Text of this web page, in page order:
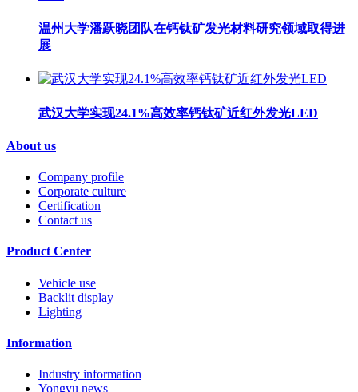
温州大学潘跃晓团队在钙钛矿发光材料研究领域取得进
展
武汉大学实现24.1%高效率钙钛矿近红外发光LED
About us
Company profile
Corporate culture
Certification
Contact us
Product Center
Vehicle use
Backlit display
Lighting
Information
Industry information
Yongyu news